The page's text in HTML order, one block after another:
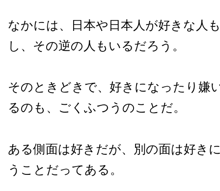
なかには、日本や日本人が好きな人
し、その逆の人もいるだろう。
そのときどきで、好きになったり嫌
るのも、ごくふつうのことだ。
ある側面は好きだが、別の面は好き
うことだってある。